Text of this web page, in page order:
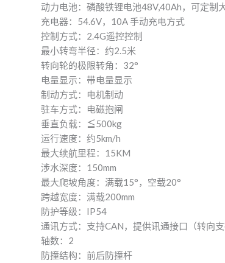
动力电池：磷酸铁锂电池48V,40Ah，可定制
充电器：54.6V，10A 手动充电方式
控制方式：2.4G遥控控制
最小转弯半径：约2.5米
转向轮的极限转角：32°
电量显示：带电量显示
制动方式：电机制动
驻车方式：电磁抱闸
垂直负载：≦500kg
运行速度：约5km/h
最大续航里程：15KM
涉水深度：150mm
最大爬坡角度：满载15°，空载20°
跨越宽度：满载200mm
防护等级：IP54
通讯方式：支持CAN，提供讯通接口（转向支
轴数：2
防撞结构：前后防撞杆